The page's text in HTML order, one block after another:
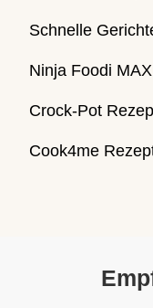
Schnelle
Ninja Foodi
Crock-Pot
Cook4me